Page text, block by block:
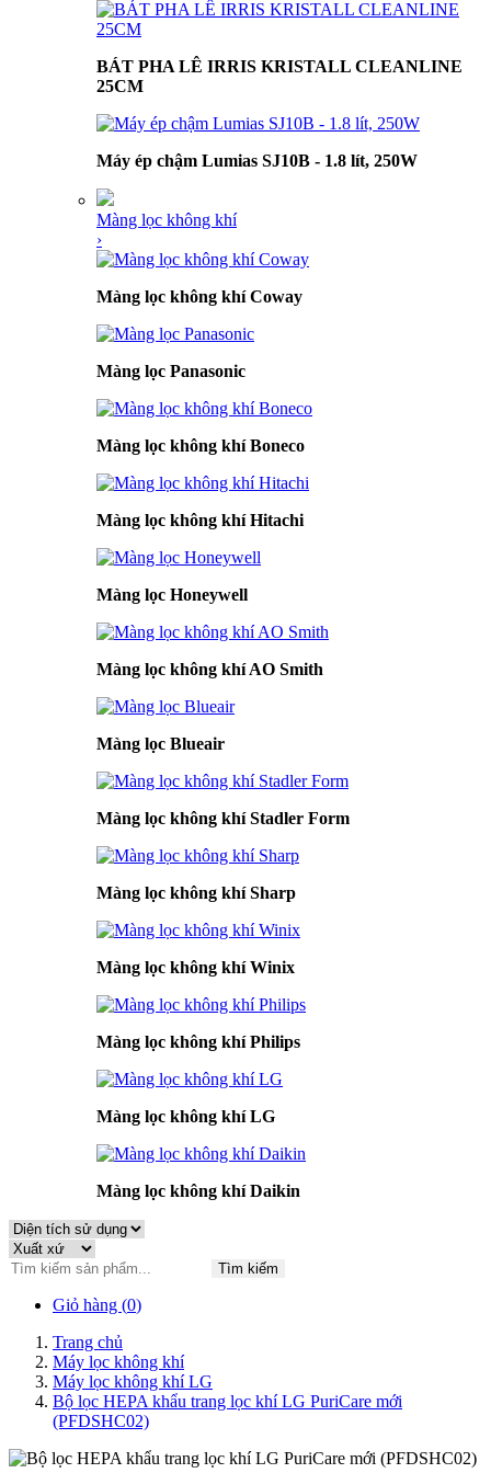
BÁT PHA LÊ IRRIS KRISTALL CLEANLINE
25CM
Máy ép chậm Lumias SJ10B - 1.8 lít, 250W
Màng lọc không khí
›
Màng lọc không khí Coway
Màng lọc Panasonic
Màng lọc không khí Boneco
Màng lọc không khí Hitachi
Màng lọc Honeywell
Màng lọc không khí AO Smith
Màng lọc Blueair
Màng lọc không khí Stadler Form
Màng lọc không khí Sharp
Màng lọc không khí Winix
Màng lọc không khí Philips
Màng lọc không khí LG
Màng lọc không khí Daikin
Tìm kiếm
Giỏ hàng (0)
Trang chủ
Máy lọc không khí
Máy lọc không khí LG
Bộ lọc HEPA khẩu trang lọc khí LG PuriCare mới
(PFDSHC02)